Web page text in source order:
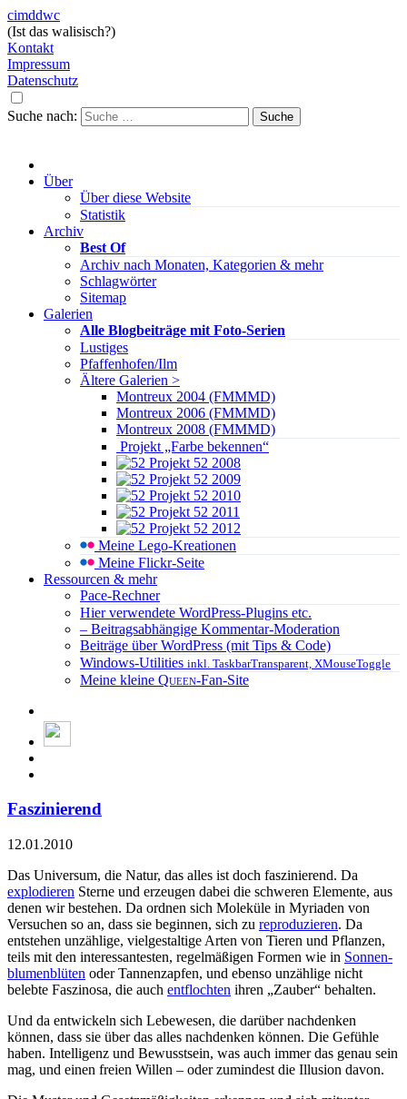
cimddwc
(Ist das walisisch?)
Kontakt
Impressum
Datenschutz
Suche nach:
Über
Über diese Website
Statistik
Archiv
Best Of
Archiv nach Monaten, Kategorien & mehr
Schlagwörter
Sitemap
Galerien
Alle Blogbeiträge mit Foto-Serien
Lustiges
Pfaffenhofen/Ilm
Ältere Galerien >
Montreux 2004 (FMMMD)
Montreux 2006 (FMMMD)
Montreux 2008 (FMMMD)
Projekt „Farbe bekennen“
Projekt 52 2008
Projekt 52 2009
Projekt 52 2010
Projekt 52 2011
Projekt 52 2012
Meine Lego-Kreationen
Meine Flickr-Seite
Ressourcen & mehr
Pace-Rechner
Hier verwendete WordPress-Plugins etc.
– Beitragsabhängige Kommentar-Moderation
Beiträge über WordPress (mit Tips & Code)
Windows-Utilities inkl. TaskbarTransparent, XMouseToggle
Meine kleine Queen-Fan-Site
Faszinierend
12.01.2010
Das Universum, die Natur, das alles ist doch faszinierend. Da
explodieren Sterne und erzeugen dabei die schweren Elemente, aus
denen wir bestehen. Da ordnen sich Moleküle in Myriaden von
Versuchen so an, dass sie beginnen, sich zu reproduzieren. Da
entstehen unzählige, vielgestaltige Arten von Tieren und Pflanzen,
teils mit den interessantesten, regelmäßigen Formen wie in Sonnen­
blumen­blüten oder Tannenzapfen, und ebenso unzählige nicht
belebte Faszinosa, die auch entflochten ihren „Zauber“ behalten.
Und da entwickeln sich Lebewesen, die darüber nachdenken
können, dass sie über das alles nachdenken können. Die Gefühle
haben. Intelligenz und Bewusstsein, was auch immer das genau sein
mag, und einen freien Willen – oder zumindest die Illusion davon.